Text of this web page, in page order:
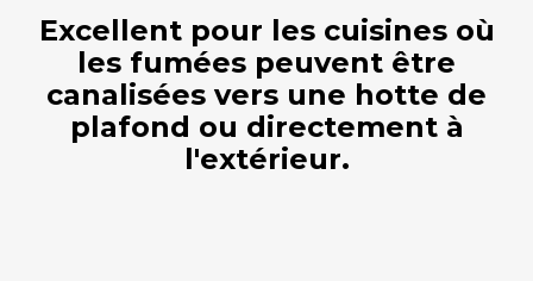
Excellent pour les cuisines où
les fumées peuvent être
canalisées vers une hotte de
plafond ou directement à
l'extérieur.